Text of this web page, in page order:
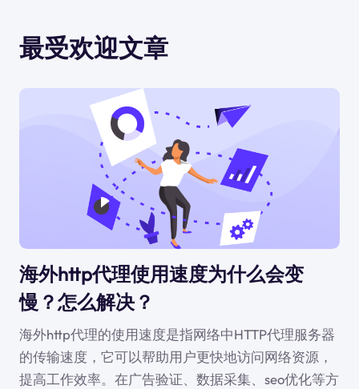
最受欢迎文章
海外http代理使用速度为什么会变
慢？怎么解决？
海外http代理的使用速度是指网络中HTTP代理服务器
的传输速度，它可以帮助用户更快地访问网络资源，
提高工作效率。在广告验证、数据采集、seo优化等方